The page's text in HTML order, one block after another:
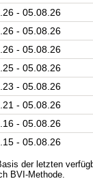
- 05.08.26
- 05.08.26
- 05.08.26
- 05.08.26
- 05.08.26
- 05.08.26
- 05.08.26
- 05.08.26
der letzten
BVI-Methode.